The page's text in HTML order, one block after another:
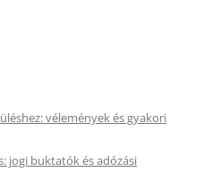
vélemények és gyakori
jogi buktatók és adózási